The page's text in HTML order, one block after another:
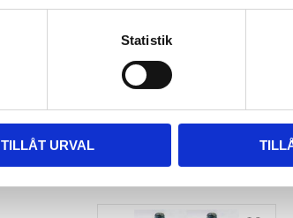
Statistik
TILLÅT URVAL
MONTERINGSSATS U-
100 MM 4-PACK
Nytt takräcke, nya fästen
till takboxen?